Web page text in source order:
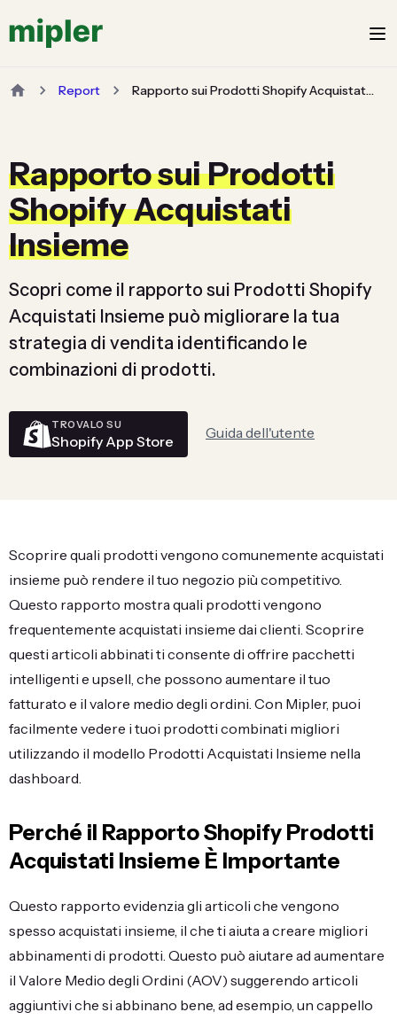
Report Rapporto sui Prodotti Shopify Acquistati Insieme
Rapporto sui Prodotti
Shopify Acquistati
Insieme
Scopri come il rapporto sui Prodotti Shopify
Acquistati Insieme può migliorare la tua
strategia di vendita identificando le
combinazioni di prodotti.
TROVALO SU
Shopify App Store Guida dell'utente
Scoprire quali prodotti vengono comunemente acquistati
insieme può rendere il tuo negozio più competitivo.
Questo rapporto mostra quali prodotti vengono
frequentemente acquistati insieme dai clienti. Scoprire
questi articoli abbinati ti consente di offrire pacchetti
intelligenti e upsell, che possono aumentare il tuo
fatturato e il valore medio degli ordini. Con Mipler, puoi
facilmente vedere i tuoi prodotti combinati migliori
utilizzando il modello Prodotti Acquistati Insieme nella
dashboard.
Perché il Rapporto Shopify Prodotti
Acquistati Insieme È Importante
Questo rapporto evidenzia gli articoli che vengono
spesso acquistati insieme, il che ti aiuta a creare migliori
abbinamenti di prodotti. Questo può aiutare ad aumentare
il Valore Medio degli Ordini (AOV) suggerendo articoli
aggiuntivi che si abbinano bene, ad esempio, un cappello